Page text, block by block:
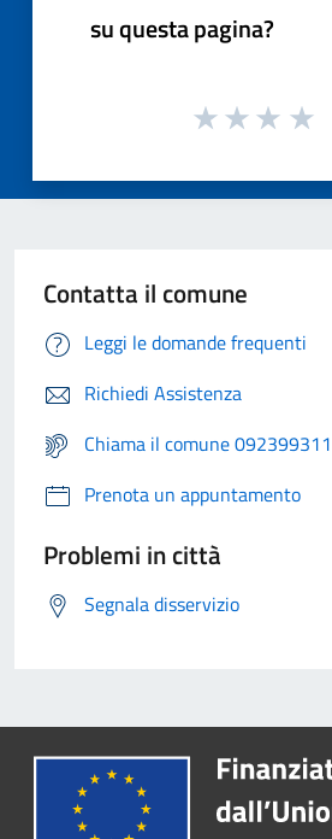
su questa pagina?
Contatta il comune
Leggi le domande frequenti
Richiedi Assistenza
Chiama il comune
Prenota un appuntamento
Problemi in città
Segnala disservizio